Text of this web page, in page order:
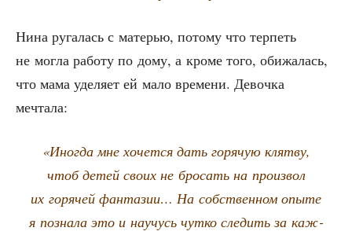
Нина руга­лась с мате­рью, пото­му что тер­петь
не мог­ла рабо­ту по дому, а кро­ме того, оби­жа­лась,
что мама уде­ля­ет ей мало вре­ме­ни. Девоч­ка
мечтала:
«Ино­гда мне хочет­ся дать горя­чую клят­ву,
чтоб детей сво­их не бро­сать на про­из­вол
их горя­чей фан­та­зии… На соб­ствен­ном опы­те
я позна­ла это и научусь чут­ко сле­дить за каж­